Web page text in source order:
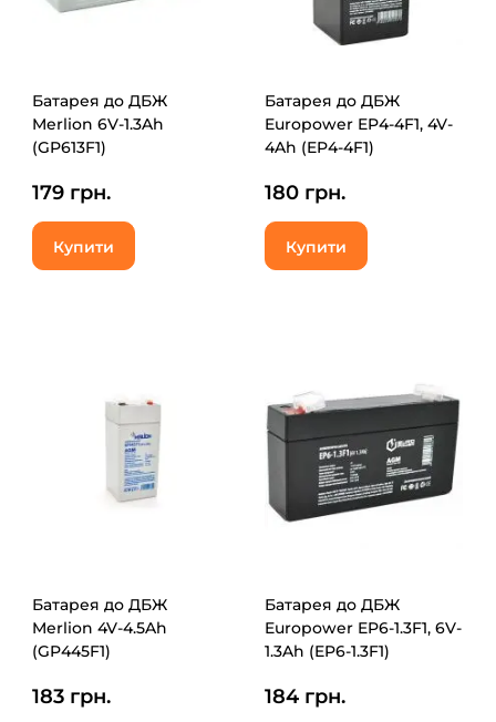
Батарея до ДБЖ
Merlion 6V-1.3Ah
(GP613F1)
179 грн.
Купити
Батарея до ДБЖ
Europower EP4-4F1, 4V-
4Ah (EP4-4F1)
180 грн.
Купити
Батарея до ДБЖ
Merlion 4V-4.5Ah
(GP445F1)
183 грн.
Батарея до ДБЖ
Europower EP6-1.3F1, 6V-
1.3Ah (EP6-1.3F1)
184 грн.